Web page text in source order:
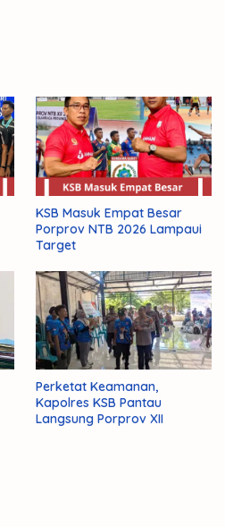
KSB Masuk Empat Besar
Porprov NTB 2026 Lampaui
Target
Perketat Keamanan,
Kapolres KSB Pantau
Langsung Porprov XII